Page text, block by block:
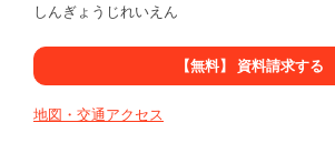
しんぎょうじれいえん
【無料】 資料請求する
地図・交通アクセス